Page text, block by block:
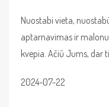
Nuostabi vieta,
aptarnavimas ir
kvepia. Ačiū Jums, dar
2024-07-22